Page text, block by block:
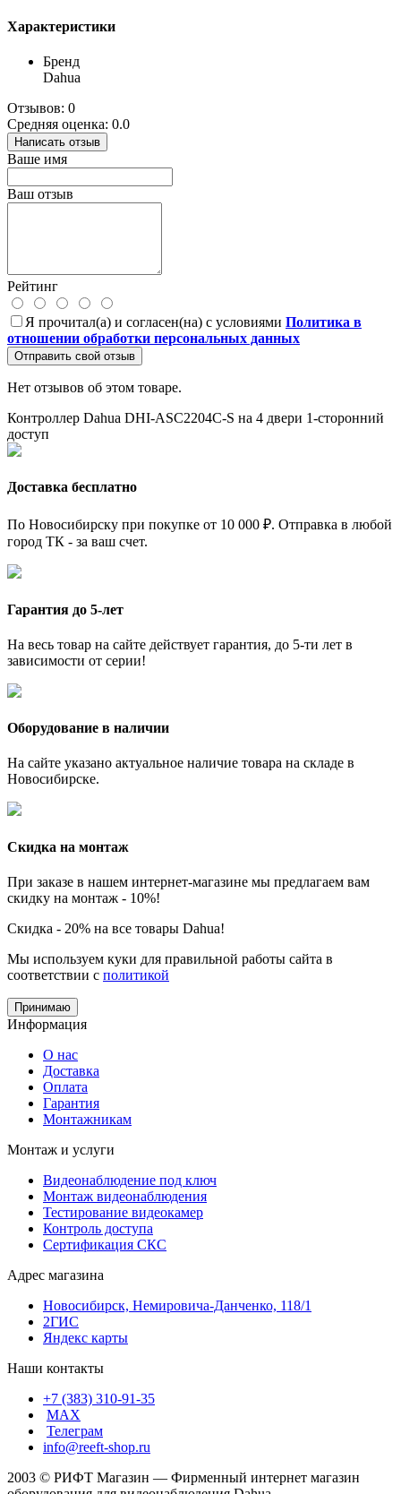
Характеристики
Бренд
Dahua
Отзывов: 0
Средняя оценка: 0.0
Написать отзыв
Ваше имя
Ваш отзыв
Рейтинг
Я прочитал(а) и согласен(на) с условиями Политика в
отношении обработки персональных данных
Отправить свой отзыв
Нет отзывов об этом товаре.
Контроллер Dahua DHI-ASC2204C-S на 4 двери 1-сторонний
доступ
Доставка бесплатно
По Новосибирску при покупке от 10 000 ₽. Отправка в любой
город ТК - за ваш счет.
Гарантия до 5-лет
На весь товар на сайте действует гарантия, до 5-ти лет в
зависимости от серии!
Оборудование в наличии
На сайте указано актуальное наличие товара на складе в
Новосибирске.
Скидка на монтаж
При заказе в нашем интернет-магазине мы предлагаем вам
скидку на монтаж - 10%!
Скидка - 20% на все товары Dahua!
Мы используем куки для правильной работы сайта в
соответствии с политикой
Принимаю
Информация
О нас
Доставка
Оплата
Гарантия
Монтажникам
Монтаж и услуги
Видеонаблюдение под ключ
Монтаж видеонаблюдения
Тестирование видеокамер
Контроль доступа
Сертификация СКС
Адрес магазина
Новосибирск, Немировича-Данченко, 118/1
2ГИС
Яндекс карты
Наши контакты
+7 (383) 310-91-35
МАХ
Телеграм
info@reeft-shop.ru
2003 © РИФТ Магазин — Фирменный интернет магазин